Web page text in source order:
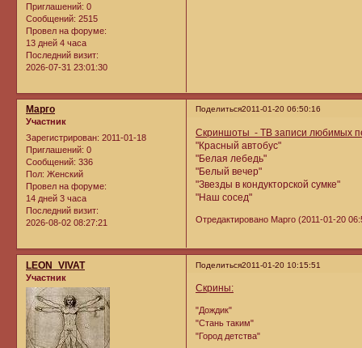
Приглашений: 0
Сообщений: 2515
Провел на форуме:
13 дней 4 часа
Последний визит:
2026-07-31 23:01:30
Поделиться2011-01-20 06:50:16
Марго
Участник
Зарегистрирован: 2011-01-18
Приглашений: 0
Сообщений: 336
Пол: Женский
Провел на форуме:
14 дней 3 часа
Последний визит:
2026-08-02 08:27:21
Скриншоты - ТВ записи любимых
"Красный автобус"
"Белая лебедь"
"Белый вечер"
"Звезды в кондукторской сумке"
"Наш сосед"
Отредактировано Марго (2011-01-20
Поделиться2011-01-20 10:15:51
LEON_VIVAT
Участник
Скрины:
"Дождик"
"Стань таким"
"Город детства"